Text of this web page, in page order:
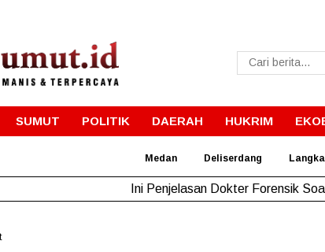
SUMUT POLITIK DAERAH HUKRIM
Medan Deliserdang
Ini Penjelasan Dokter Forensik